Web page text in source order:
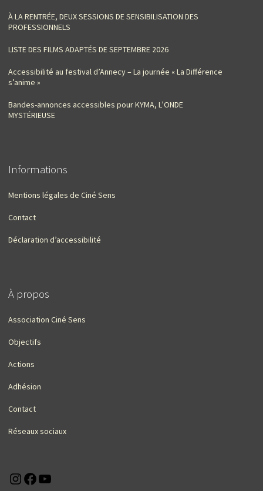
À LA RENTRÉE, DEUX SESSIONS DE SENSIBILISATION DES
PROFESSIONNELS
LISTE DES FILMS ADAPTÉS DE SEPTEMBRE 2026
Accessibilité au festival d’Annecy – La journée « La Différence
s’anime »
Bandes-annonces accessibles pour KYMA, L’ONDE
MYSTÉRIEUSE
Informations
Mentions légales de Ciné Sens
Contact
Déclaration d’accessibilité
À propos
Association Ciné Sens
Objectifs
Actions
Adhésion
Contact
Réseaux sociaux
Instagram
Facebook